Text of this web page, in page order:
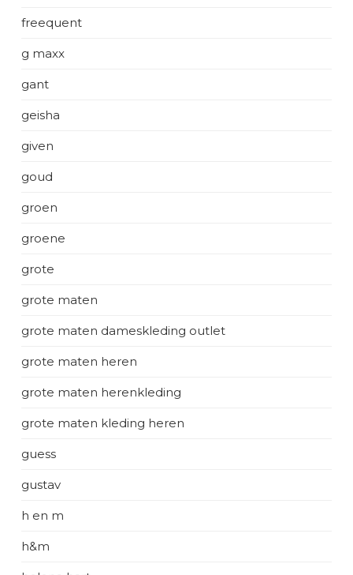
freequent
g maxx
gant
geisha
given
goud
groen
groene
grote
grote maten
grote maten dameskleding outlet
grote maten heren
grote maten herenkleding
grote maten kleding heren
guess
gustav
h en m
h&m